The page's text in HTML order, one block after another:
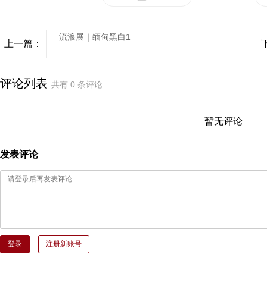
上一篇：
流浪展｜缅甸黑白1
评论列表 共有 0 条评论
暂无评论
发表评论
登录 注册新账号